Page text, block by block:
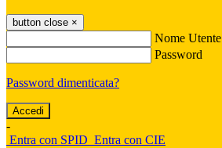
button close ×
Nome Utente
Password
Password dimenticata?
-
Entra con SPID Entra con CIE